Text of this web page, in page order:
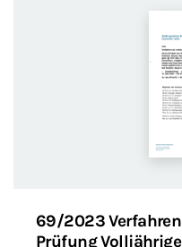
69/2023
Prüfung